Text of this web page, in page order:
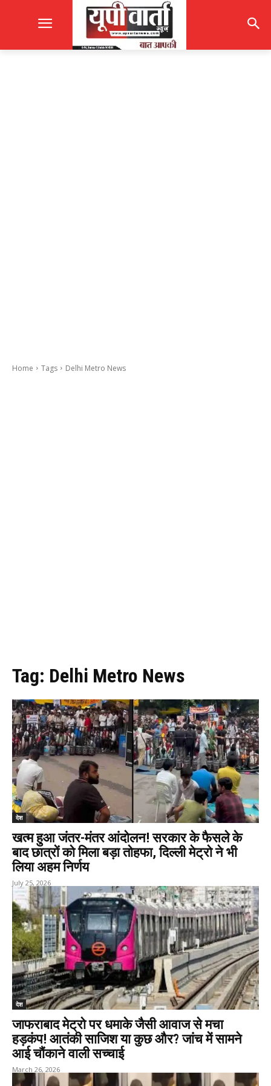
Home Tags Delhi Metro News
Tag: Delhi Metro News
देश
खत्म हुआ जंतर-मंतर आंदोलन! सरकार के फैसले के
बाद छात्रों को मिला बड़ा तोहफा, दिल्ली मेट्रो ने भी
लिया अहम निर्णय
July 25, 2026
देश
जाफराबाद मेट्रो पर धमाके जैसी आवाज से मचा
हड़कंप! आतंकी साजिश या कुछ और? जांच में सामने
आई चौंकाने वाली सच्चाई
March 26, 2026